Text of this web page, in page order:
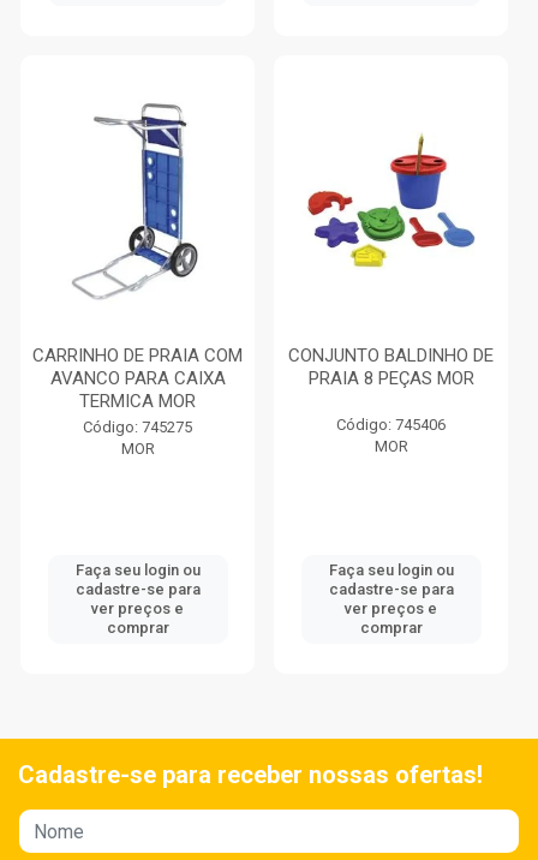
CARRINHO DE PRAIA COM
AVANCO PARA CAIXA
TERMICA MOR
Código: 745275
MOR
Faça seu login ou
cadastre-se para
ver preços e
comprar
CONJUNTO BALDINHO DE
PRAIA 8 PEÇAS MOR
Código: 745406
MOR
Faça seu login ou
cadastre-se para
ver preços e
comprar
Cadastre-se para receber nossas ofertas!